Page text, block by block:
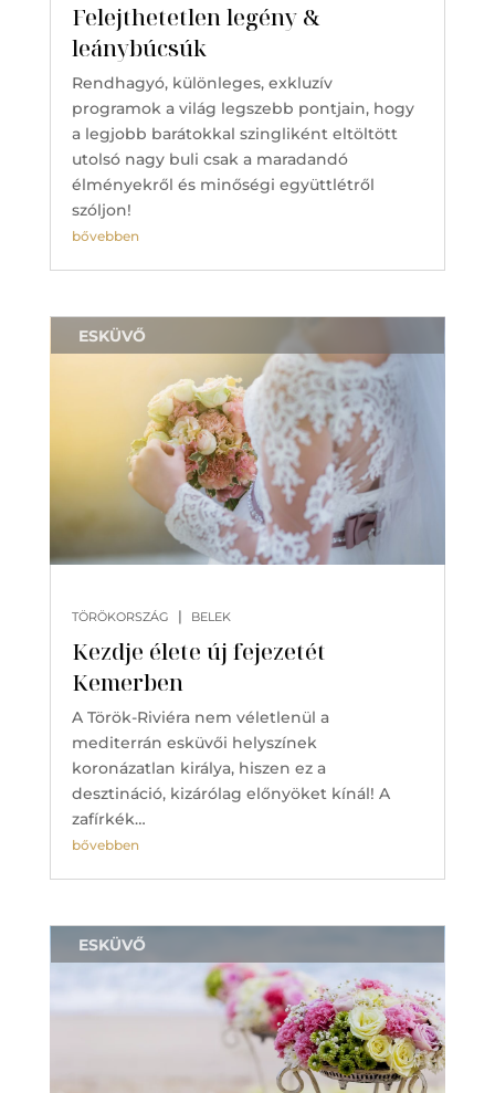
Felejthetetlen legény &
leánybúcsúk
Rendhagyó, különleges, exkluzív
programok a világ legszebb pontjain, hogy
a legjobb barátokkal szingliként eltöltött
utolsó nagy buli csak a maradandó
élményekről és minőségi együttlétről
szóljon!
bővebben
Kezdje élete új fejezetét
Kemerben
TÖRÖKORSZÁG | BELEK
ESKÜVŐ
A Török-Riviéra nem véletlenül a
mediterrán esküvői helyszínek
koronázatlan királya, hiszen ez a
desztináció, kizárólag előnyöket kínál! A
zafírkék…
bővebben
ESKÜVŐ